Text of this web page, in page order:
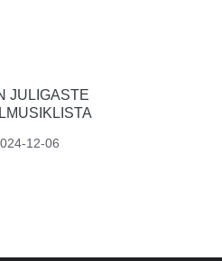
JULIGASTE
12-06